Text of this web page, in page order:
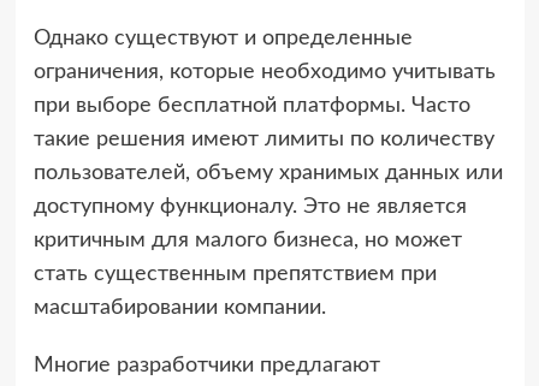
Однако существуют и определенные
ограничения, которые необходимо учитывать
при выборе бесплатной платформы. Часто
такие решения имеют лимиты по количеству
пользователей, объему хранимых данных или
доступному функционалу. Это не является
критичным для малого бизнеса, но может
стать существенным препятствием при
масштабировании компании.
Многие разработчики предлагают